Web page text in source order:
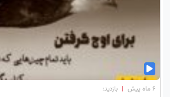
۶ ماه پیش | بازدید: